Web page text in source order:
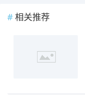
相关推荐